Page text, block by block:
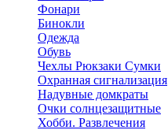
Фонари
Бинокли
Одежда
Обувь
Чехлы Рюкзаки Сумки
Охранная сигнализация
Надувные домкраты
Очки солнцезащитные
Хобби. Развлечения